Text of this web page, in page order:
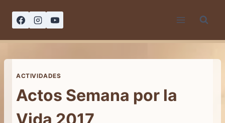
ACTIVIDADES
Actos Semana por la